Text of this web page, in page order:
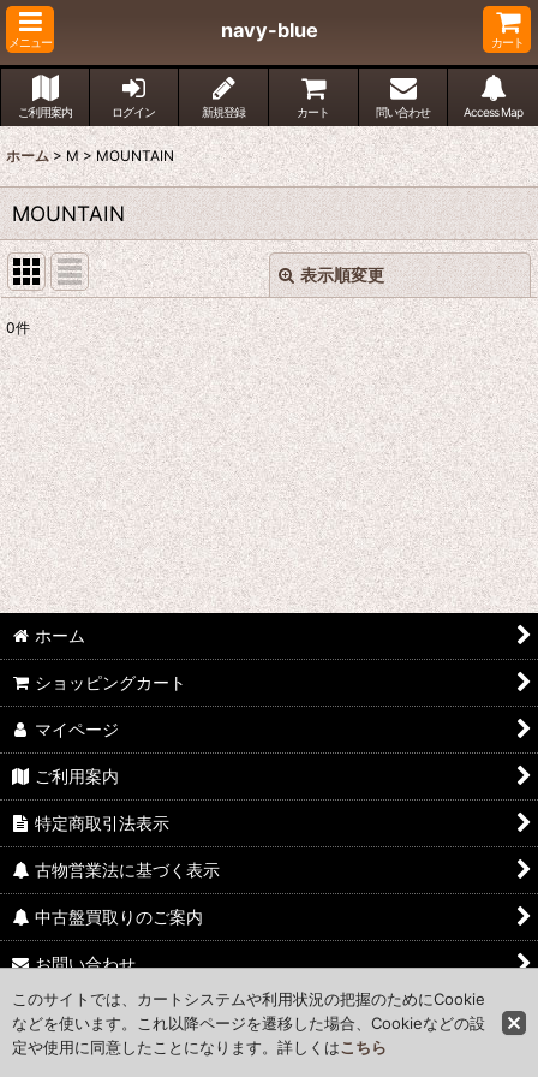
メニュー
navy-blue
カート
ご利用案内 ログイン 新規登録 カート 問い合わせ Access Map
ホーム > M > MOUNTAIN
MOUNTAIN
表示順変更
表示数:
並び順:
絞り込む
閉じる
0件
ホーム
ショッピングカート
マイページ
ご利用案内
特定商取引法表示
古物営業法に基づく表示
中古盤買取りのご案内
お問い合わせ
Access Map
このサイトでは、カートシステムや利用状況の把握のためにCookie
などを使います。これ以降ページを遷移した場合、Cookieなどの設
定や使用に同意したことになります。詳しくはこちら